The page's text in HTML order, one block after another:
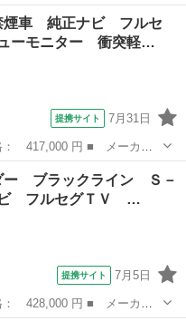
ード名： ハイウェイス
ウンドビュー モニター
煙車 純正ナビ フルセ
ーモニター 衝突軽…
提携サイト 7月31日
ード名： Ｓ 禁煙車 純
ニター 衝突軽減ブレーキ
ー ブラックライン Ｓ－
フルセグＴＶ …
提携サイト 7月5日